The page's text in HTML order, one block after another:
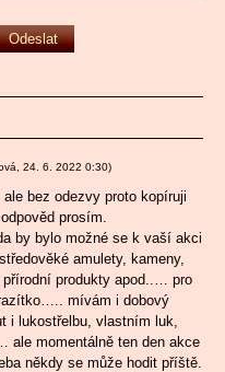
24. 6. 2022 0:30)
bez odezvy proto kopíruji
prosím.
by bylo možné se k vaší akci
amulety, kameny,
produkty apod..… pro
mívám i dobový
i lukostřelbu, vlastním luk,
momentálně ten den akce
někdy se může hodit příště.